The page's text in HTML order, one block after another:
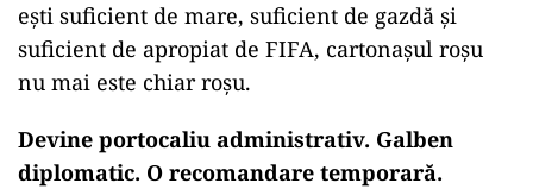
ești suficient de mare, suficient de gazdă și
suficient de apropiat de FIFA, cartonașul roșu
nu mai este chiar roșu.
Devine portocaliu administrativ. Galben
diplomatic. O recomandare temporară.